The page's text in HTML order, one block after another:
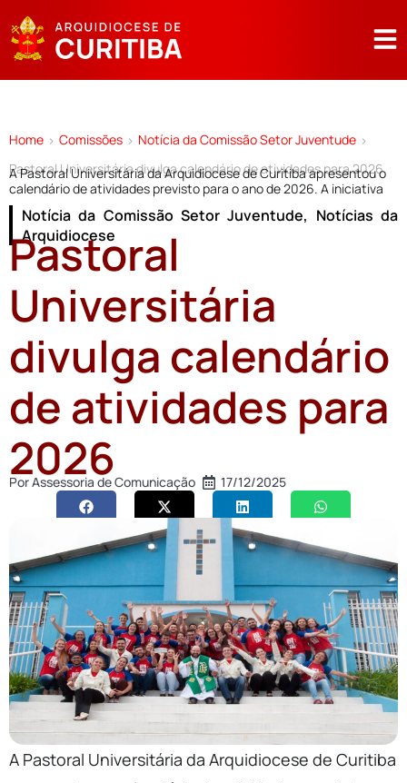
Home > Comissões > Notícia da Comissão Setor Juventude >
Pastoral Universitária divulga calendário de atividades para 2026
A Pastoral Universitária da Arquidiocese de Curitiba apresentou o
calendário de atividades previsto para o ano de 2026. A iniciativa
Notícia da Comissão Setor Juventude, Notícias da
Arquidiocese
Pastoral
Universitária
divulga calendário
de atividades para
2026
PorAssessoria de Comunicação 17/12/2025
A Pastoral Universitária da Arquidiocese de Curitiba